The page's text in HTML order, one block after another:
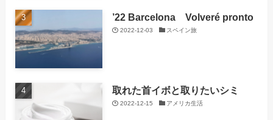
’22 Barcelona Volveré pronto
2022-12-03 スペイン旅
取れた首イボと取りたいシミ
2022-12-15 アメリカ生活